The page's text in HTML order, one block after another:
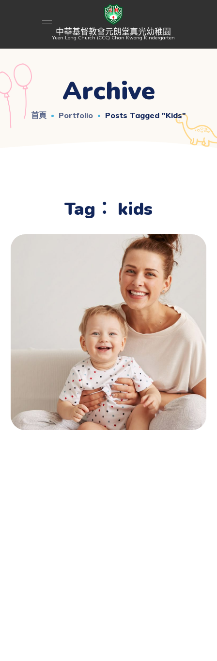
中華基督教會元朗堂真光幼稚園
Yuen Long Church (CCC) Chan Kwong Kindergarten
Archive
首頁 Portfolio Posts Tagged "kids"
Tag： kids
Find Nanny
KIDS